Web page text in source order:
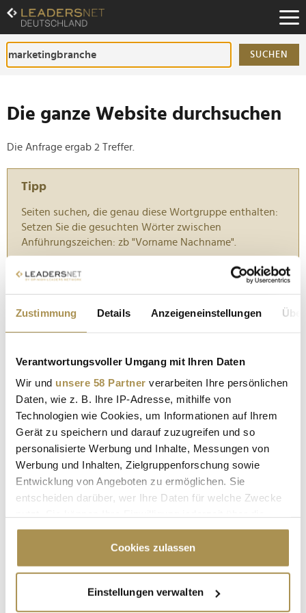
Zustimmung Details Anzeigeneinstellungen
Verantwortungsvoller Umgang mit Ihren Daten
Wir und unsere 58 Partner verarbeiten Ihre persönlichen
Daten, wie z. B. Ihre IP-Adresse, mithilfe von
Technologien wie Cookies, um Informationen auf Ihrem
Gerät zu speichern und darauf zuzugreifen und so
personalisierte Werbung und Inhalte, Messungen von
Werbung und Inhalten, Zielgruppenforschung sowie
Entwicklung von Angeboten zu ermöglichen. Sie
entscheiden darüber, wer Ihre Daten für welche Zwecke
Cookie-Erklärung oder durch Klicken auf das Privacy
Trigger Symbol ändern oder widerrufen
Informationen über Ihre geografische Lage
Cookies zulassen
Einstellungen verwalten
Zum
Inhalt
Zur
Fußzeilen-
Navigation
SUCHEN
Die ganze Website durchsuchen
Die Anfrage ergab 2 Treffer.
Tipp
Seiten suchen, die genau diese Wortgruppe enthalten:
Setzen Sie die gesuchten Wörter zwischen
Anführungszeichen: zb "Vorname Nachname".
Herzen der deutschen Wirtschaftsmetropole Frankfurt am
Main statt. Dieses alljährliche Großereignis in der deutschen
Marketing-Branche zog erneut zahlreiche Prominente an und
gehört zu den bedeutendsten seiner Art.
Unternehmenslenker,...
BioNTech gewinnt den "Deutschen Marketing Preis
2022"
Das war der "Deutsche Marketing Tag 2022": Über 1.000
Teilnehmer sahen 100 Speaker in Frankfurt – Robbie Williams
mit Personality-Brand-Award ausgezeichnet. Frankfurt wurde
vergangenen Mittwoch und Donnerstag zum Mekka der
Marketingbranche: Der "Deutsche Marketing Tag 2022" (DMT)
fand im "Kap...